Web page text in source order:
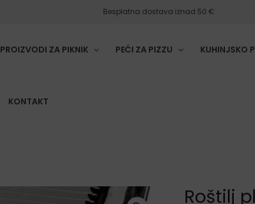
Besplatna dostava iznad 50 €
PROIZVODI ZA PIKNIK PEĆI ZA PIZZU KUHINJSKO
KONTAKT
Roštilj
Roštilj